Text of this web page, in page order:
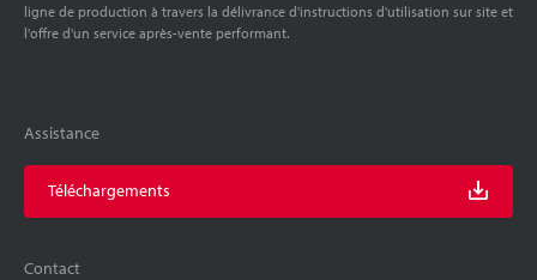
ligne de production à travers la délivrance d'instructions d'utilisation sur site et
l'offre d'un service après-vente performant.
Assistance
Téléchargements
Contact